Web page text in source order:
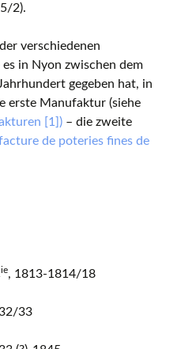
2).
verschiedenen
in Nyon zwischen dem
gegeben hat, in
erste Manufaktur (siehe
[1]) – die zweite
de poteries fines de
ie, 1813-1814/18
33